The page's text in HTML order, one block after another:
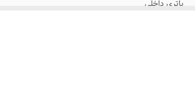
باتری داخلی